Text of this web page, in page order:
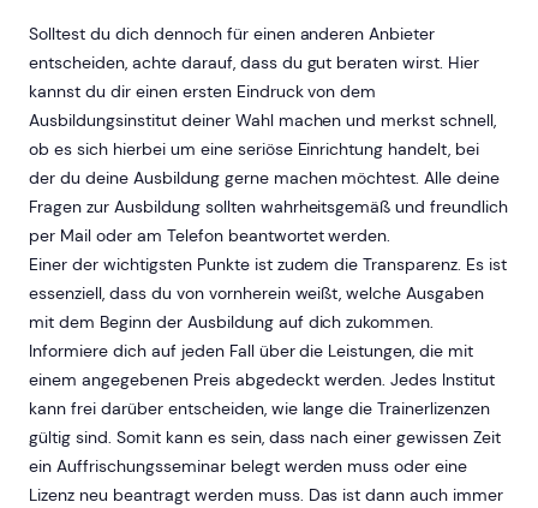
Solltest du dich dennoch für einen anderen Anbieter
entscheiden, achte darauf, dass du gut beraten wirst. Hier
kannst du dir einen ersten Eindruck von dem
Ausbildungsinstitut deiner Wahl machen und merkst schnell,
ob es sich hierbei um eine seriöse Einrichtung handelt, bei
der du deine Ausbildung gerne machen möchtest. Alle deine
Fragen zur Ausbildung sollten wahrheitsgemäß und freundlich
per Mail oder am Telefon beantwortet werden.
Einer der wichtigsten Punkte ist zudem die Transparenz. Es ist
essenziell, dass du von vornherein weißt, welche Ausgaben
mit dem Beginn der Ausbildung auf dich zukommen.
Informiere dich auf jeden Fall über die Leistungen, die mit
einem angegebenen Preis abgedeckt werden. Jedes Institut
kann frei darüber entscheiden, wie lange die Trainerlizenzen
gültig sind. Somit kann es sein, dass nach einer gewissen Zeit
ein Auffrischungsseminar belegt werden muss oder eine
Lizenz neu beantragt werden muss. Das ist dann auch immer